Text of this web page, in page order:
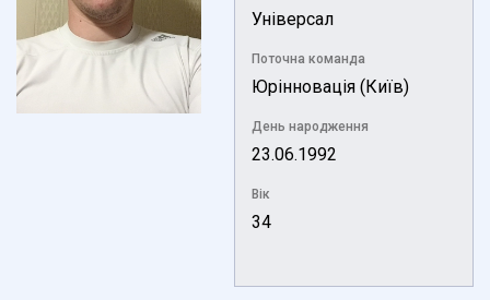
Універсал
Поточна команда
Юрінновація (Київ)
День народження
23.06.1992
Вік
34